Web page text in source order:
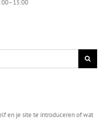
en je site te introduceren of wat